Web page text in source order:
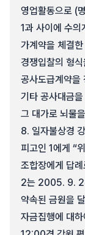
영업활동으로 (
1과 사이에 수의
가계약을 체결
경쟁입찰의 형
공사도급계약을
기타 공사대금
그 대가로 뇌물
8. 일자불상경
피고인 1에게 “
조합장에게 답
2는 2005. 9.
약속된 금원을
자금집행에 대